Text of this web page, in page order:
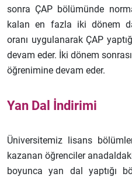
sonra ÇAP bölümünde
kalan en fazla iki dönem
oranı uygulanarak ÇAP
devam eder. İki dönem
öğrenimine devam eder.
Yan Dal İndirimi
Üniversitemiz lisans
kazanan öğrenciler
boyunca yan dal yaptığı